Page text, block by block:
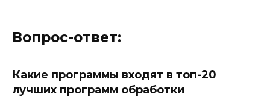
Вопрос-ответ:
Какие программы входят в топ-20
лучших программ обработки